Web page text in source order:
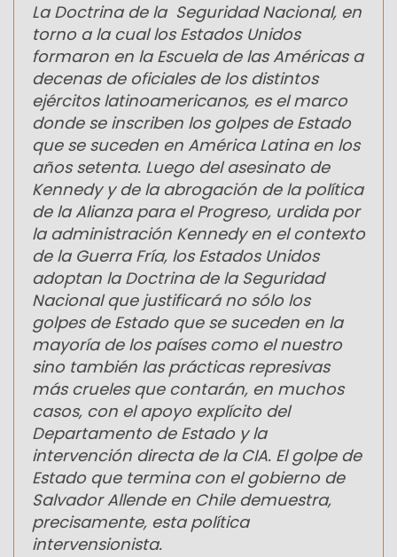
La Doctrina de la Seguridad Nacional, en
torno a la cual los Estados Unidos
formaron en la Escuela de las Américas a
decenas de oficiales de los distintos
ejércitos latinoamericanos, es el marco
donde se inscriben los golpes de Estado
que se suceden en América Latina en los
años setenta. Luego del asesinato de
Kennedy y de la abrogación de la política
de la Alianza para el Progreso, urdida por
la administración Kennedy en el contexto
de la Guerra Fría, los Estados Unidos
adoptan la Doctrina de la Seguridad
Nacional que justificará no sólo los
golpes de Estado que se suceden en la
mayoría de los países como el nuestro
sino también las prácticas represivas
más crueles que contarán, en muchos
casos, con el apoyo explícito del
Departamento de Estado y la
intervención directa de la CIA. El golpe de
Estado que termina con el gobierno de
Salvador Allende en Chile demuestra,
precisamente, esta política
intervensionista.